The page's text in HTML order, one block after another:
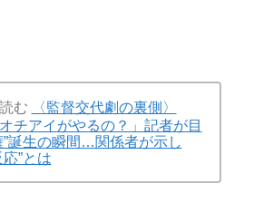
む
〈監督交代劇の裏側〉
チアイがやるの？」記者が目
”誕生の瞬間…関係者が示し
”とは